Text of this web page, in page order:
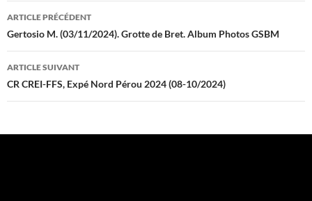
Navigation
des
articles
ARTICLE PRÉCÉDENT
Gertosio M. (03/11/2024). Grotte de Bret. Album Photos GSBM
ARTICLE SUIVANT
CR CREI-FFS, Expé Nord Pérou 2024 (08-10/2024)